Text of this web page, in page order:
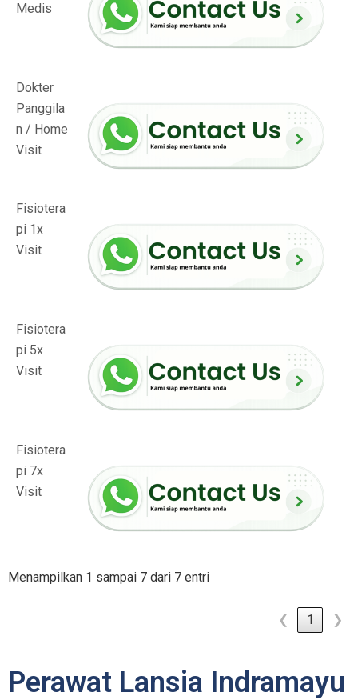
Medis
Dokter
Panggila
n / Home
Visit
Fisiotera
pi 1x
Visit
Fisiotera
pi 5x
Visit
Fisiotera
pi 7x
Visit
Menampilkan 1 sampai 7 dari 7 entri
❮ 1 ❯
Perawat Lansia Indramayu